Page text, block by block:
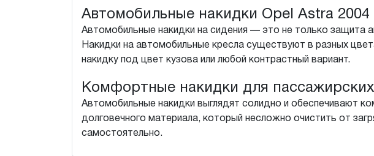
Автомобильные накидки Opel Astra 2004
Автомобильные накидки на сидения — это не только защита
Накидки на автомобильные кресла существуют в разных
накидку под цвет кузова или любой контрастный вариант.
Комфортные накидки для
Автомобильные накидки выглядят солидно и обеспечивают
долговечного материала, который несложно очистить от
самостоятельно.